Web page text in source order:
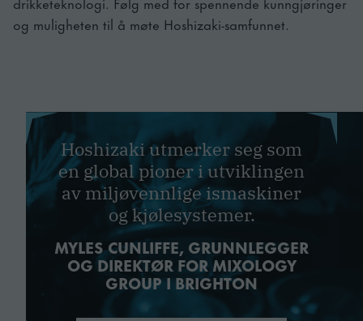
og muligheten til å møte Hoshizaki-samfunnet.
Hoshizaki utmerker seg som
en global pioner i utviklingen
av miljøvennlige ismaskiner
og kjølesystemer.
MYLES CUNLIFFE, GRUNNLEGGER
OG DIREKTØR FOR MIXOLOGY
GROUP I BRIGHTON